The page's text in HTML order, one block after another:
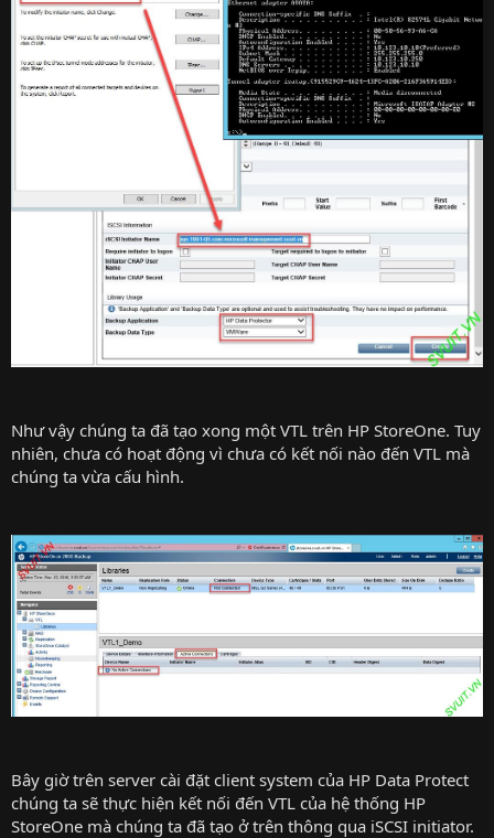
Như vậy chúng ta đã tạo xong một VTL trên HP StoreOne. Tuy
nhiên, chưa có hoạt động vì chưa có kết nối nào đến VTL mà
chúng ta vừa cấu hình.
Bây giờ trên server cài đặt client system của HP Data Protect
chúng ta sẽ thực hiện kết nối đến VTL của hệ thống HP
StoreOne mà chúng ta đã tạo ở trên thông qua iSCSI initiator.